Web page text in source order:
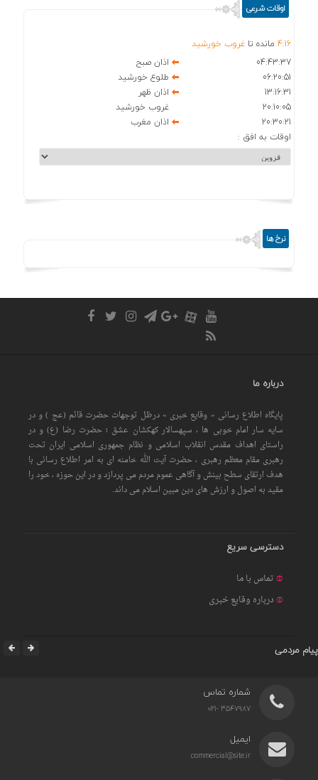
اوقات شرعی
4:16 مانده تا غروب خورشید
04:43:37
اذان صبح
06:20:51
طلوع خورشید
13:16:31
اذان ظهر
20:10:05
غروب خورشید
20:30:21
اذان مغرب
اوقات به افق :
نرخ ها
درباره ما
پایگاه اطلاع رسانی « وقایع خبری » درظل توجهات حضرت قائم (عج ) و در
سایه سار امام خوبی ها ، سپهسالار کهکشان عشق ؛ حضرت رضا (ع) و در
راستای اهداف مقدس انقلاب اسلامی و نظام جمهوری اسلامی ایران تحت
رهبری مقام معظم رهبری ، حضرت آیت الله خامنه ای به امر اطلاع رسانی با
هدف ارتقای سطح بینش و آگاهی عموم مردم می پردازد و در این حوزه ، خود را
مقید به اصول و ارزش های دین مبین اسلام می داند.
دسترسی سریع
تماس با ما
درباره وقایع خبری
پیام مردمی
شماره تماس
3547987 -021
ایمیل
commercial@site.ir